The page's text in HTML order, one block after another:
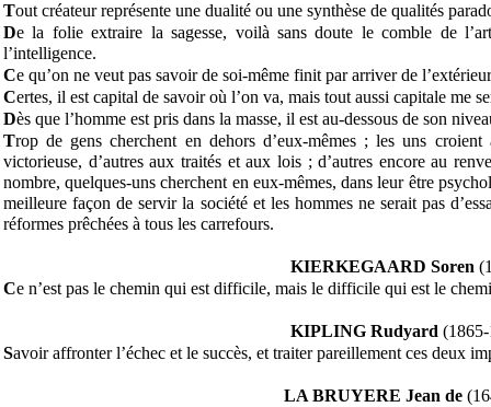
Tout créateur représente une dualité ou une synthèse de qualités
De la folie extraire la sagesse, voilà sans doute le comble de
l’intelligence.
Ce qu’on ne veut pas savoir de soi-même finit par arriver de
Certes, il est capital de savoir où l’on va, mais tout aussi capitale me
Dès que l’homme est pris dans la masse, il est au-dessous de son
Trop de gens cherchent en dehors d’eux-mêmes ; les uns
victorieuse, d’autres aux traités et aux lois ; d’autres encore au
nombre, quelques-uns cherchent en eux-mêmes, dans leur être
meilleure façon de servir la société et les hommes ne serait pas
réformes prêchées à tous les carrefours.
KIERKEGAARD Soren
Ce n’est pas le chemin qui est difficile, mais le difficile qui est le
KIPLING Rudyard
Savoir affronter l’échec et le succès, et traiter pareillement ces deux
LA BRUYERE Jean de